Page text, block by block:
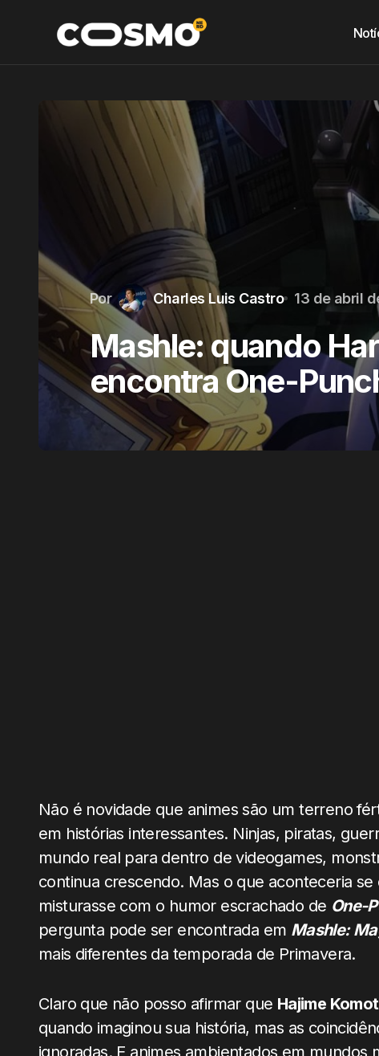
Por Charles Luis Castro 13 de abril
Mashle: quando
encontra One-
Não é novidade que animes são um terreno
em histórias interessantes. Ninjas, piratas,
mundo real para dentro de videogames,
continua crescendo. Mas o que aconteceria
misturasse com o humor escrachado de One-
pergunta pode ser encontrada em Mashle:
mais diferentes da temporada de Primavera.
Claro que não posso afirmar que Hajime
quando imaginou sua história, mas as
ignoradas. E animes ambientados em mundos